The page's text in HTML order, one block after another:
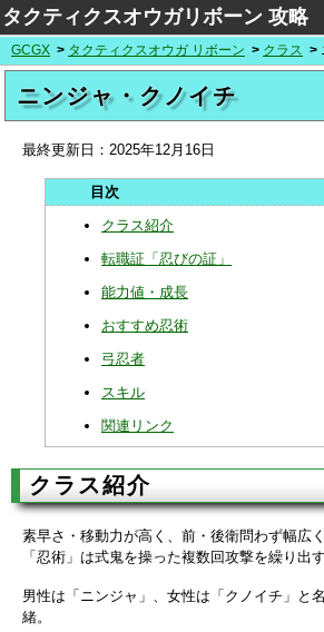
タクティクスオウガリボーン 攻略
GCGX タクティクスオウガ リボーン クラス
ニンジャ・クノイチ
最終更新日： 2025年12月16日
クラス紹介
転職証「忍びの証」
能力値・成長
おすすめ忍術
弓忍者
スキル
関連リンク
クラス紹介
素早さ・移動力が高く、前・後衛問わず幅広
「忍術」は式鬼を操った複数回攻撃を繰り出
男性は「ニンジャ」、女性は「クノイチ」と
緒。